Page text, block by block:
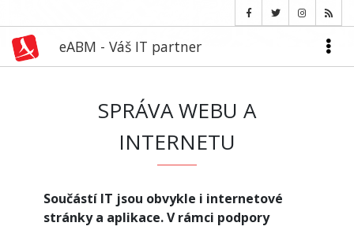
eABM - Váš IT partner
SPRÁVA WEBU A
INTERNETU
Součástí IT jsou obvykle i internetové
stránky a aplikace. V rámci podpory